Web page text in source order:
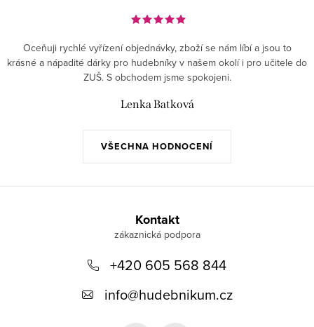
VŠECHNA HODNOCENÍ
Oceňuji rychlé vyřízení objednávky, zboží se nám líbí a jsou to
krásné a nápadité dárky pro hudebníky v našem okolí i pro učitele do
ZUŠ. S obchodem jsme spokojeni.
Lenka Batková
Kontakt
+420 605 568 844
info@hudebnikum.cz